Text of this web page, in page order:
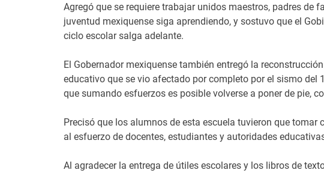
Agregó que se requiere trabajar unidos maestros, padres de
juventud mexiquense siga aprendiendo, y sostuvo que el
ciclo escolar salga adelante.
El Gobernador mexiquense también entregó la
educativo que se vio afectado por completo por el sismo del
que sumando esfuerzos es posible volverse a poner de pie,
Precisó que los alumnos de esta escuela tuvieron que
al esfuerzo de docentes, estudiantes y autoridades
Al agradecer la entrega de útiles escolares y los libros de